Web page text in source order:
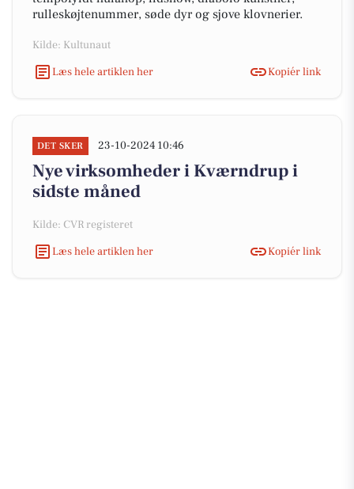
rulleskøjtenummer, søde dyr og sjove klovnerier.
Kilde: Kultunaut
Læs hele artiklen her
Kopiér link
DET SKER 23-10-2024 10:46
Nye virksomheder i Kværndrup i
sidste måned
Kilde: CVR registeret
Læs hele artiklen her
Kopiér link